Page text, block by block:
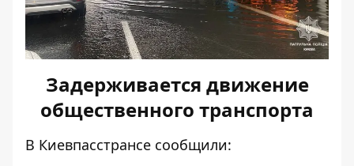
Задерживается движение
общественного транспорта
В Киевпасстрансе сообщили: